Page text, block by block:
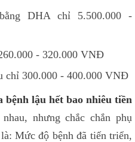
DHA chỉ 5.500.000 -
- 320.000 VNĐ
chỉ 300.000 - 400.000 VNĐ
bệnh lậu hết bao nhiêu tiền
nhưng chắc chắn phụ
Mức độ bệnh đã tiến triển,